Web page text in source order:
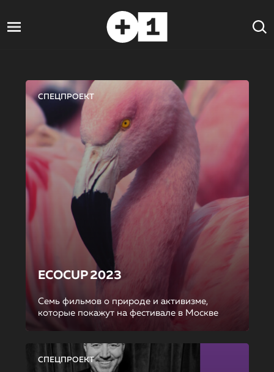
СПЕЦПРОЕКТ
ECOCUP 2023
Семь фильмов о природе и активизме,
которые покажут на фестивале в Москве
СПЕЦПРОЕКТ